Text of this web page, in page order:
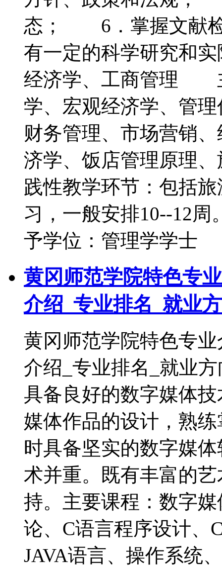
态； 6．掌握文献检
有一定的科学研究和
经济学、工商管理
学、宏观经济学、管
财务管理、市场营销
济学、饭店管理原理
践性教学环节：包括
习，一般安排10--
予学位：管理学学士
黄冈师范学院特色专
介绍_专业排名_就业
黄冈师范学院特色专
介绍_专业排名_就业
具备良好的数字媒体
媒体作品的设计，熟
时具备坚实的数字媒
术并重。既有丰富的
持。主要课程：数字
论、C语言程序设计、
JAVA语言、操作系统